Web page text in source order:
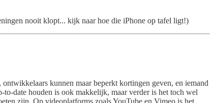
nooit klopt... kijk naar hoe die iPhone op tafel ligt!)
kunnen maar beperkt kortingen geven, en iemand
date houden is ook makkelijk, maar verder is het toch wel
zijn. Op videoplatforms zoals YouTube en Vimeo is het